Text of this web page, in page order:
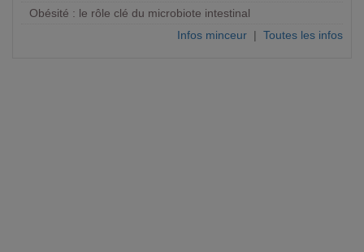
Obésité : le rôle clé du microbiote intestinal
Infos minceur | Toutes les infos